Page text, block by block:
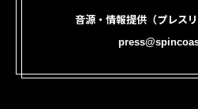
音源・情報提供（プレス